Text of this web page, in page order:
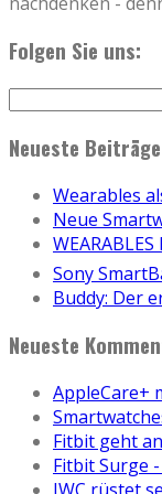
Folgen Sie uns:
Neueste Beiträge
Wearables
Neue
Sony
Buddy: Der
Neueste
AppleCare+
Fitbit geht
Fitbit Surge